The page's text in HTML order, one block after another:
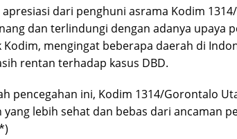
dari penghuni asrama Kodim
dan terlindungi dengan adanya upaya
Kodim, mengingat beberapa daerah di
rentan terhadap kasus DBD.
pencegahan ini, Kodim 1314/Gorontalo
lebih sehat dan bebas dari ancaman